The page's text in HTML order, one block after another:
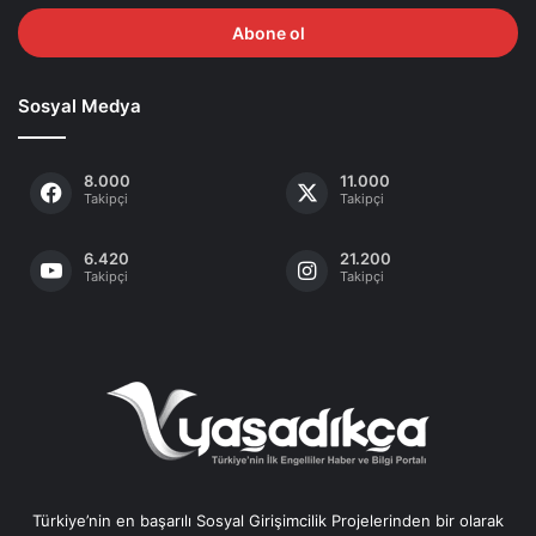
adresinizi
giriniz
Sosyal Medya
8.000
Takipçi
11.000
Takipçi
6.420
Takipçi
21.200
Takipçi
Türkiye’nin en başarılı Sosyal Girişimcilik Projelerinden bir olarak